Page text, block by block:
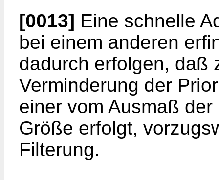
[0013] Eine schnelle
bei einem anderen
dadurch erfolgen, daß
Verminderung der
einer vom Ausmaß
Größe erfolgt,
Filterung.